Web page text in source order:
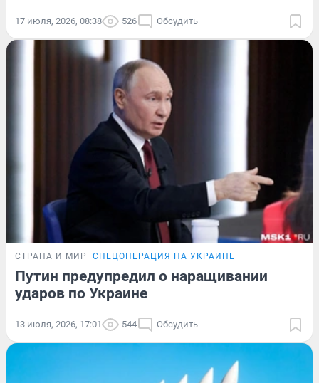
17 июля, 2026, 08:38 526 Обсудить
СТРАНА И МИР СПЕЦОПЕРАЦИЯ НА УКРАИНЕ
Путин предупредил о наращивании
ударов по Украине
13 июля, 2026, 17:01 544 Обсудить